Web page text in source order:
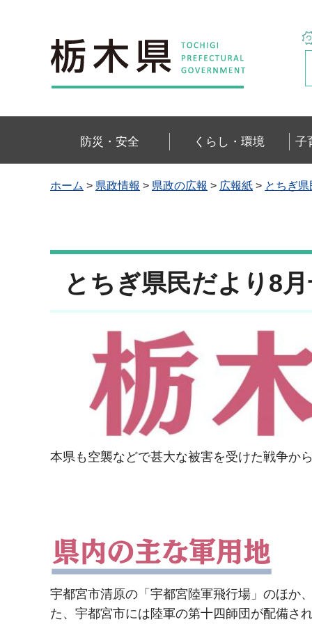
栃木県
防災・安全 くらし・環境 子
ホーム > 県政情報 > 県政の広報 > 広報紙 > とちぎ
とちぎ県民だより8
本県も空襲などで甚大な被害を受けた戦争か
宇都宮市清原の「宇都宮陸軍飛行場」のほか
た、宇都宮市には陸軍の第十四師団が配備さ